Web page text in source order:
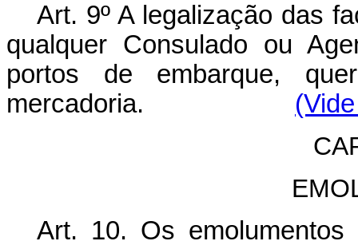
Art. 9º A legalização das
qualquer Consulado ou
portos de embarque,
mercadoria.
Art. 10. Os